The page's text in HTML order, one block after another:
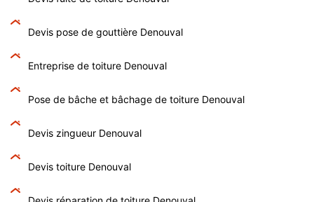
Devis pose de gouttière Denouval
Entreprise de toiture Denouval
Pose de bâche et bâchage de toiture Denouval
Devis zingueur Denouval
Devis toiture Denouval